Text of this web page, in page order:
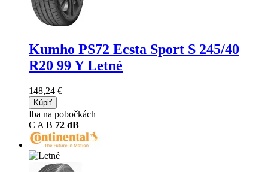
Kumho PS72 Ecsta Sport S 245/40
R20 99 Y Letné
148,24 €
Kúpiť
Iba na pobočkách
C A B 72 dB